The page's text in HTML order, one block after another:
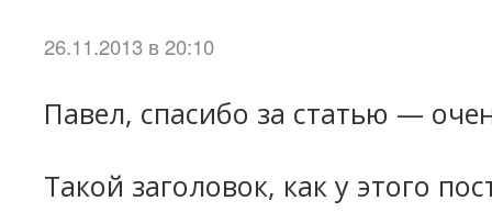
26.11.2013 в 20:10
Павел, спасибо за статью —
Такой заголовок, как у этого